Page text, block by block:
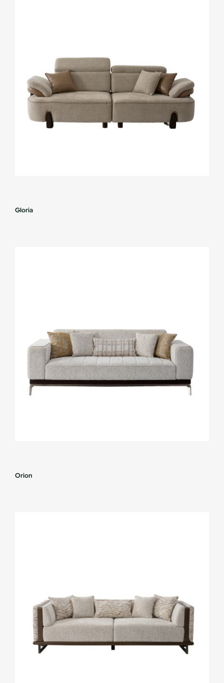
Gloria
Orion